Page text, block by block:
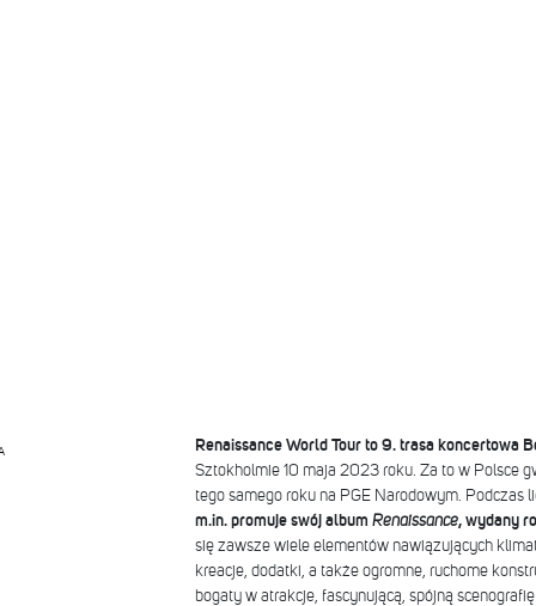
Renaissance World Tour to 9. trasa koncertowa
Sztokholmie 10 maja 2023 roku. Za to w Polsce
tego samego roku na PGE Narodowym. Podczas
m.in. promuje swój album Renaissance, wydany
się zawsze wiele elementów nawiązujących
kreacje, dodatki, a także ogromne, ruchome
bogaty w atrakcje, fascynującą, spójną